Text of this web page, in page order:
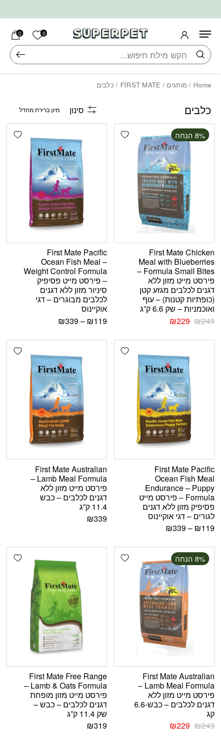
0 הרשימה
0
חיפוש
Home
/ מותגים /
FIRST MATE / כלבים
כלבים סינון
Add wishlist ‫8% הנחה
First Mate Chicken
Meal with Blueberries
Formula Small Bites –
פירסט מייט מזון ללא
דגנים לכלבים מגזע קטן
(כופתיות קטנות) – עוף
ואוכמניות – שק 6.6 ק”ג
₪249
₪229
First Mate Pacific
Ocean Fish Meal –
Weight Control Formula
– פירסט מייט פסיפיק
סיניור מזון ללא דגנים
לכלבים מבוגרים – דגי
אוקיינוס
₪119
–
₪339
Add wishlist
First Mate Pacific
Ocean Fish Meal
Endurance – Puppy
Formula – פירסט מייט
פסיפיק מזון ללא דגנים
לגורים – דגי אוקיינוס
₪119
–
₪339
First Mate Australian
Lamb Meal Formula –
פירסט מייט מזון ללא
דגנים לכלבים – כבש
11.4 ק”ג
₪339
Add wishlist ‫8% הנחה
First Mate Australian
Lamb Meal Formula –
פירסט מייט מזון ללא
דגנים לכלבים – כבש-6.6
קג
₪249
₪229
First Mate Free Range
Lamb & Oats Formula –
פירסט מייט מזון מופחת
דגנים לכלבים – כבש –
שק 11.4 ק”ג
₪319